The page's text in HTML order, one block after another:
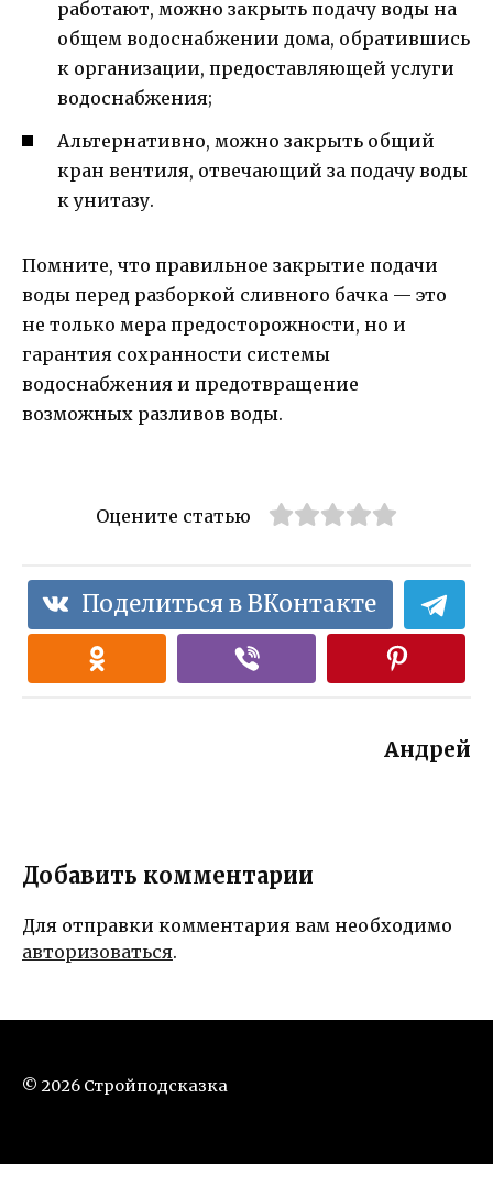
работают, можно закрыть подачу воды на
общем водоснабжении дома, обратившись
к организации, предоставляющей услуги
водоснабжения;
Альтернативно, можно закрыть общий
кран вентиля, отвечающий за подачу воды
к унитазу.
Помните, что правильное закрытие подачи
воды перед разборкой сливного бачка — это
не только мера предосторожности, но и
гарантия сохранности системы
водоснабжения и предотвращение
возможных разливов воды.
Оцените статью
Поделиться в ВКонтакте
Андрей
Добавить комментарии
Для отправки комментария вам необходимо
авторизоваться.
© 2026 Стройподсказка